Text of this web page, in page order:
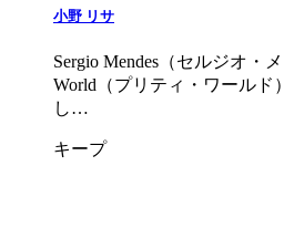
小野 リサ
Sergio Mendes（セルジオ・
World（プリティ・ワールド
し…
キープ